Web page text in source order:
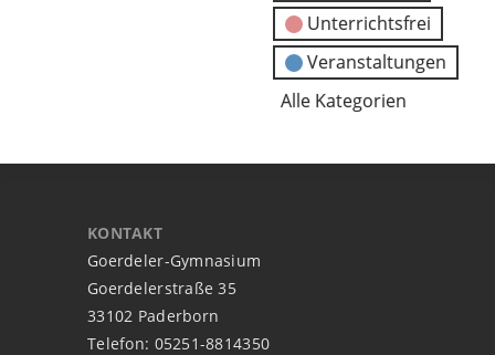
Unterrichtsfrei
Veranstaltungen
Alle Kategorien
KONTAKT
Goerdeler-Gymnasium
Goerdelerstraße 35
33102 Paderborn
Telefon: 05251-8814350